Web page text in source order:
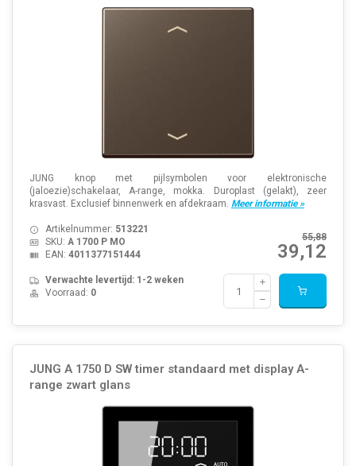
JUNG knop met pijlsymbolen voor elektronische
(jaloezie)schakelaar, A-range, mokka. Duroplast (gelakt), zeer
krasvast. Exclusief binnenwerk en afdekraam. Meer informatie »
55,88
39,12
Artikelnummer: 513221
SKU: A 1700 P MO
EAN: 4011377151444
Verwachte levertijd: 1-2 weken
Voorraad: 0
JUNG A 1750 D SW timer standaard met display A-
range zwart glans